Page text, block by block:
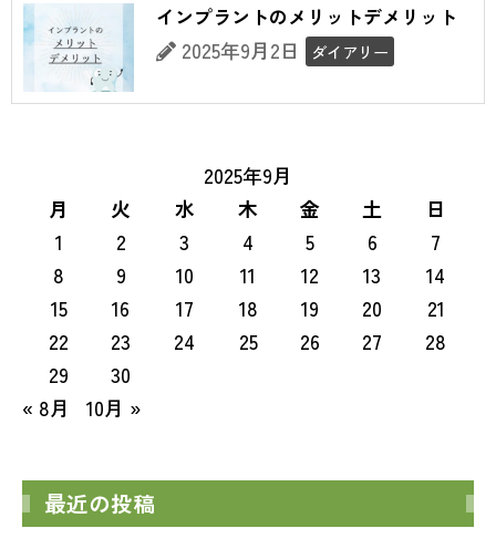
インプラントのメリットデメリット
2025年9月2日 ダイアリー
2025年9月
月
火 水 木 金 土
日
1
2 3 4 5 6
7
8
9 10 11 12 13
14
15
16 17 18 19 20
21
22
23 24 25 26 27
28
29
30
« 8月
10月 »
最近の投稿